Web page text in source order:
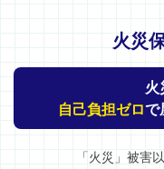
火災
火
自己負担ゼロで
「火災」被害